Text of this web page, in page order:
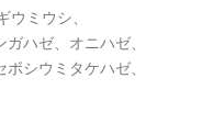
ミウシ、
ハゼ、オニハゼ、
シウミタケハゼ、